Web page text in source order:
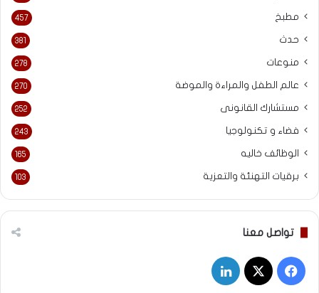
مطبخ 457
حدث 381
منوعات 278
عالم الطفل والمراءة والموضة 270
مستشارك القانونى 252
فضاء و تكنولوجيا 243
الوظائف خاليه 165
برقيات التهنئة والتعزية 103
تواصل معنا
فيسبوك
‫X لينكدإن